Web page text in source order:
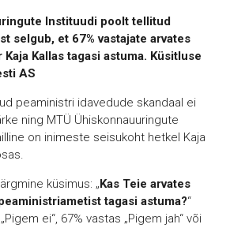
Instituudi poolt tellitud
selgub, et 67% vastajate arvates
Kallas tagasi astuma. Küsitluse
AS
peaministri idavedude skandaal ei
ning MTÜ Ühiskonnauuringute
on inimeste seisukoht hetkel Kaja
küsimus: „Kas Teie arvates
tagasi astuma?“
ei“, 67% vastas „Pigem jah“ või